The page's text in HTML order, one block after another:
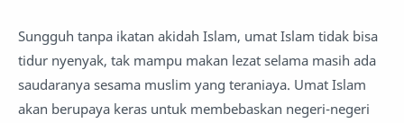
Sungguh tanpa ikatan akidah Islam, umat Islam tidak bisa
tidur nyenyak, tak mampu makan lezat selama masih ada
saudaranya sesama muslim yang teraniaya. Umat Islam
akan berupaya keras untuk membebaskan negeri-negeri